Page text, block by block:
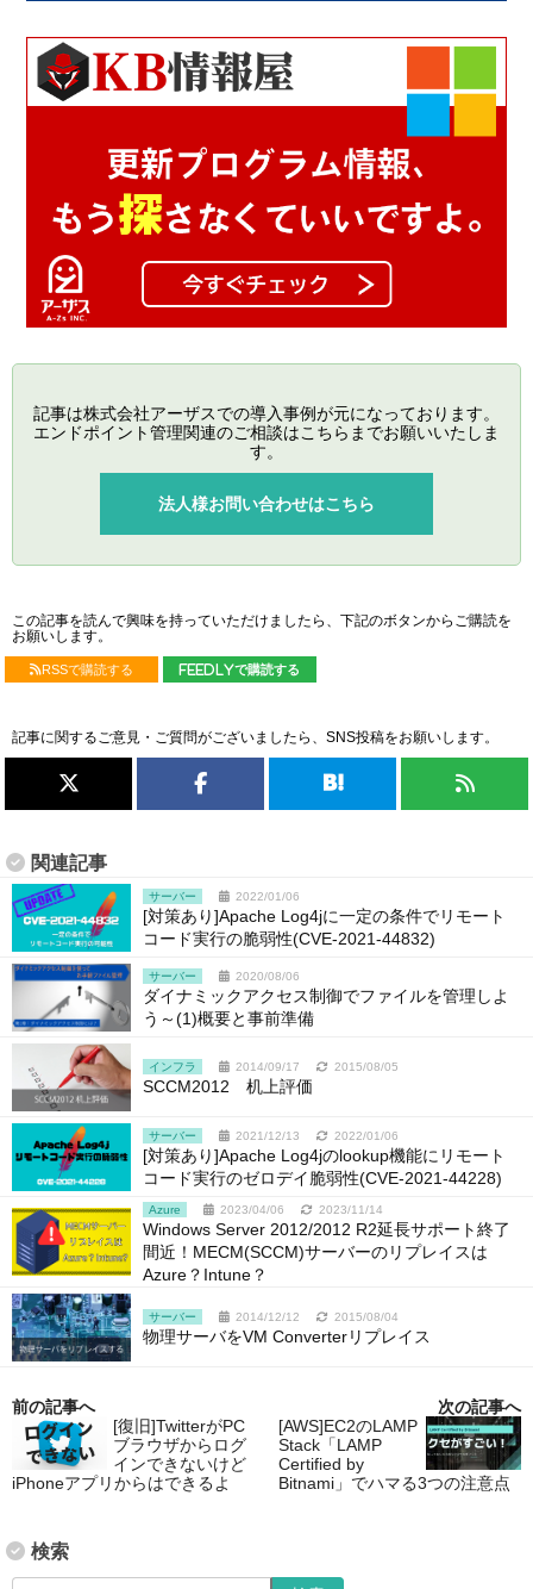
記事は株式会社アーザスでの導入事例が元になっております。
エンドポイント管理関連のご相談はこちらまでお願いいたしま
す。
法人様お問い合わせはこちら
この記事を読んで興味を持っていただけましたら、下記のボタンからご購読を
お願いします。
RSSで購読する feedlyで購読する
記事に関するご意見・ご質問がございましたら、SNS投稿をお願いします。
関連記事
サーバー 2022/01/06
[対策あり]Apache Log4jに一定の条件でリモート
コード実行の脆弱性(CVE-2021-44832)
サーバー 2020/08/06
ダイナミックアクセス制御でファイルを管理しよ
う～(1)概要と事前準備
インフラ 2014/09/17 2015/08/05
SCCM2012 机上評価
サーバー 2021/12/13 2022/01/06
[対策あり]Apache Log4jのlookup機能にリモート
コード実行のゼロデイ脆弱性(CVE-2021-44228)
Azure 2023/04/06 2023/11/14
Windows Server 2012/2012 R2延長サポート終了
間近！MECM(SCCM)サーバーのリプレイスは
Azure？Intune？
サーバー 2014/12/12 2015/08/04
物理サーバをVM Converterリプレイス
前の記事へ
[復旧]TwitterがPC
ブラウザからログ
インできないけど
iPhoneアプリからはできるよ
次の記事へ
[AWS]EC2のLAMP
Stack「LAMP
Certified by
Bitnami」でハマる3つの注意点
検索